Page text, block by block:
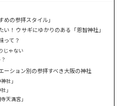
の参拝スタイル」
！ ウサギにゆかりのある「恩智神社」
って？
じゃない
ーション別の参拝すべき大阪の神社
社」
」
天満宮」